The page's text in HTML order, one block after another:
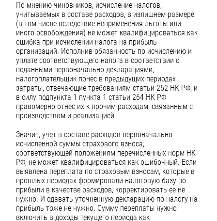
По мнению чиновников, исчисление налогов,
учитываемых в составе расходов, в излишнем размере
(в том числе вследствие неприменения льготы или
иного освобождения) не может квалифицироваться как
ошибка при исчислении налога на прибыль
организаций. Исполнив обязанность по исчислению и
уплате соответствующего налога в соответствии с
поданными первоначально декларациями,
налогоплательщик понес в предыдущих периодах
затраты, отвечающие требованиям статьи 252 НК РФ, и
в силу подпункта 1 пункта 1 статьи 264 НК РФ
правомерно отнес их к прочим расходам, связанным с
производством и реализацией.
Значит, учет в составе расходов первоначально
исчисленной суммы страхового взноса,
соответствующей положениям перечисленных норм НК
РФ, не может квалифицироваться как ошибочный. Если
выявлена переплата по страховым взносам, которые в
прошлых периодах формировали налоговую базу по
прибыли в качестве расходов, корректировать ее не
нужно. И сдавать уточненную декларацию по налогу на
прибыль тоже не нужно. Сумму переплаты нужно
включить в доходы текущего периода как